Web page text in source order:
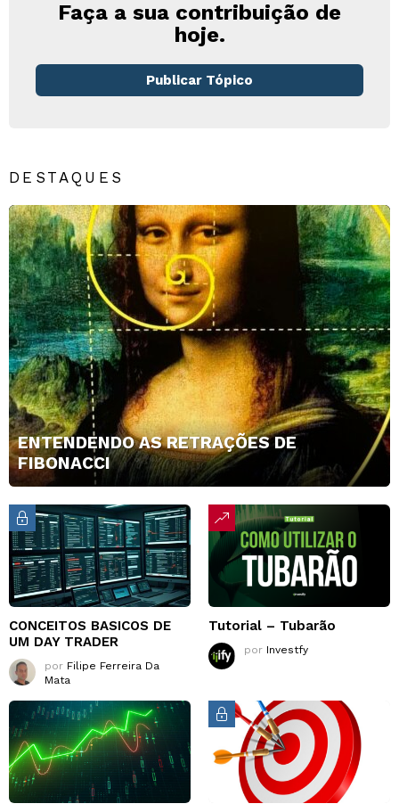
Faça a sua contribuição de
hoje.
Publicar Tópico
DESTAQUES
ENTENDENDO AS RETRAÇÕES DE
FIBONACCI
CONCEITOS BASICOS DE
UM DAY TRADER
por Filipe Ferreira Da
Mata
Tutorial – Tubarão
por Investfy